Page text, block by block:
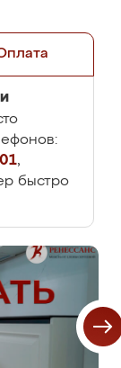
,
быстро